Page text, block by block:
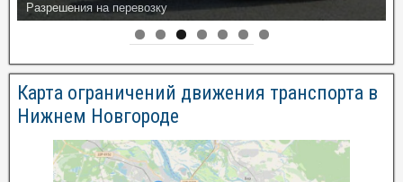
Разрешения на перевозку
Карта ограничений движения транспорта в
Нижнем Новгороде